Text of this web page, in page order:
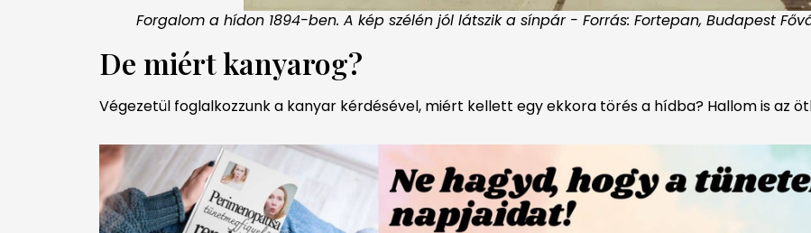
Forgalom a hídon 1894-ben. A kép szélén jól látszik a sínpár - Forrás: Fortepan, Budapest
De miért kanyarog?
Végezetül foglalkozzunk a kanyar kérdésével, miért kellett egy ekkora törés a hídba? Hallom is az